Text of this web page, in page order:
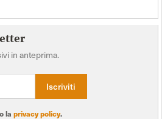
in anteprima.
la privacy policy.